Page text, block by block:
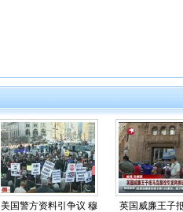
美国警方资料引争议 穆
英国威廉王子